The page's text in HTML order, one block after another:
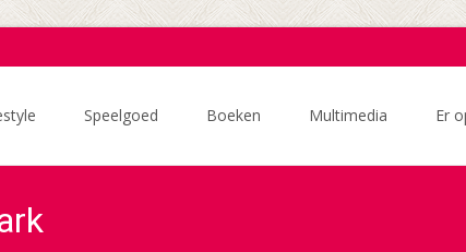
Speelgoed Boeken Multimedia Er